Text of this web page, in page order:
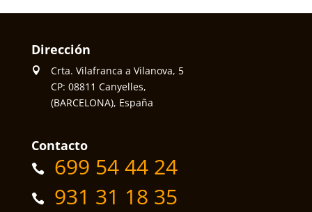
Dirección
Crta. Vilafranca a Vilanova, 5
CP: 08811 Canyelles,
(BARCELONA), España
Contacto
699 54 44 24
931 31 18 35